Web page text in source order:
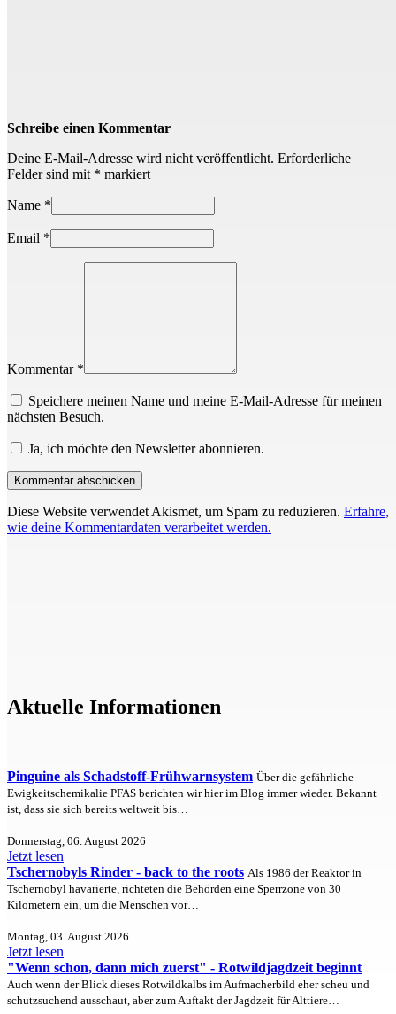
Schreibe einen Kommentar
Deine E-Mail-Adresse wird nicht veröffentlicht. Erforderliche
Felder sind mit * markiert
Name *
Email *
Kommentar *
Speichere meinen Name und meine E-Mail-Adresse für meinen
nächsten Besuch.
Ja, ich möchte den Newsletter abonnieren.
Diese Website verwendet Akismet, um Spam zu reduzieren. Erfahre,
wie deine Kommentardaten verarbeitet werden.
Aktuelle Informationen
Pinguine als Schadstoff-Frühwarnsystem Über die gefährliche
Ewigkeitschemikalie PFAS berichten wir hier im Blog immer wieder. Bekannt
ist, dass sie sich bereits weltweit bis…
Donnerstag, 06. August 2026
Jetzt lesen
Tschernobyls Rinder - back to the roots Als 1986 der Reaktor in
Tschernobyl havarierte, richteten die Behörden eine Sperrzone von 30
Kilometern ein, um die Menschen vor…
Montag, 03. August 2026
Jetzt lesen
"Wenn schon, dann mich zuerst" - Rotwildjagdzeit beginnt
Auch wenn der Blick dieses Rotwildkalbs im Aufmacherbild eher scheu und
schutzsuchend ausschaut, aber zum Auftakt der Jagdzeit für Alttiere…